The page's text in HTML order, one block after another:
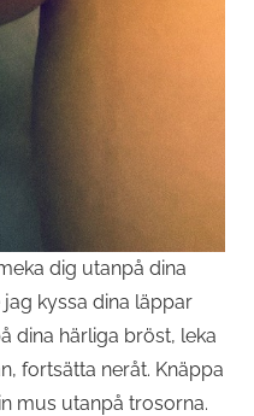
dig utanpå dina
jag kyssa dina läppar
dina härliga bröst, leka
fortsätta neråt. Knäppa
mus utanpå trosorna.